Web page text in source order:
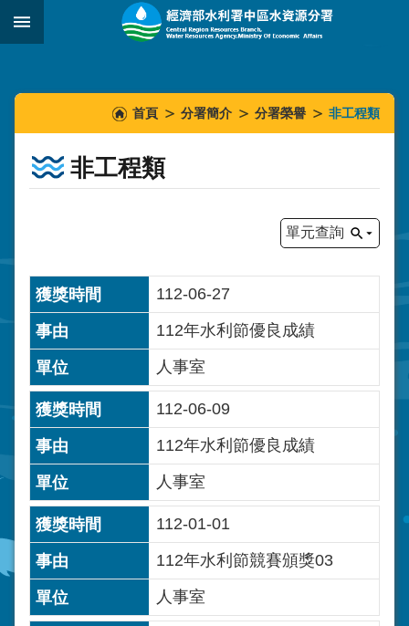
跳到主要內容區塊
::::::
首頁 分署簡介 分署榮譽 非工程類
非工程類
單元查詢
112-06-27
112年水利節優良成績
人事室
112-06-09
112年水利節優良成績
人事室
112-01-01
112年水利節競賽頒獎03
人事室